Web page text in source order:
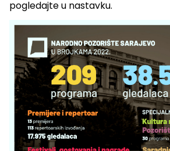
pogledajte u nastavku.